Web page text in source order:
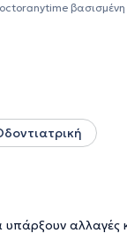
υπάρξουν αλλαγές